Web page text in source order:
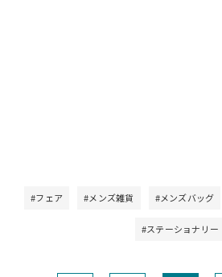
#フェア #メンズ雑貨 #メンズバッグ
#ステーショナリー